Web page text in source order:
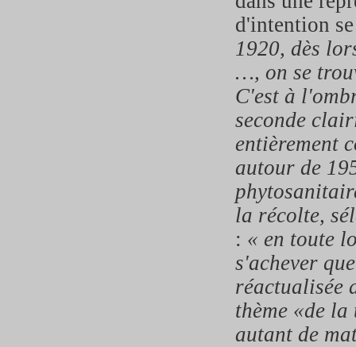
d'intention
1920, dès
…, on se
C'est à
seconde
entièrement
autour de
la récolte,
: « en toute
s'achever
réactualisée
thème «de
autant de